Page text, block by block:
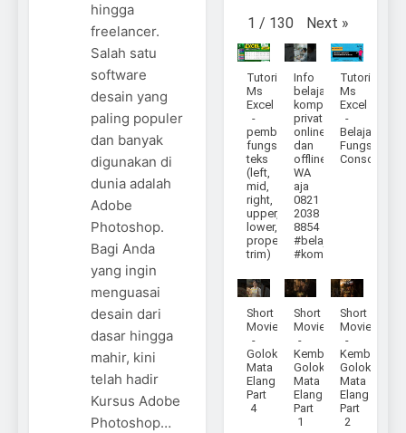
hingga
freelancer.
Salah satu
software
desain yang
paling populer
dan banyak
digunakan di
dunia adalah
Adobe
Photoshop.
Bagi Anda
yang ingin
menguasai
desain dari
dasar hingga
mahir, kini
telah hadir
Kursus Adobe
Photoshop…
1 / 130 Next »
Tutorial
Ms
Excel
-
pembahasan
fungsi
teks
(left,
mid,
right,
upper,
lower,
proper,
trim)
Info
belajar
komputer
privat
online
dan
offline
WA
aja
0821
2038
8854
#belajar
#komputer
Tutorial
Ms
Excel
-
Belajar
Fungsi
Consolidate
Short
Movie
-
Golok
Mata
Elang
Part
4
Short
Movie
-
Kembalinya
Golok
Mata
Elang
Part
1
Short
Movie
-
Kembalinya
Golok
Mata
Elang
Part
2